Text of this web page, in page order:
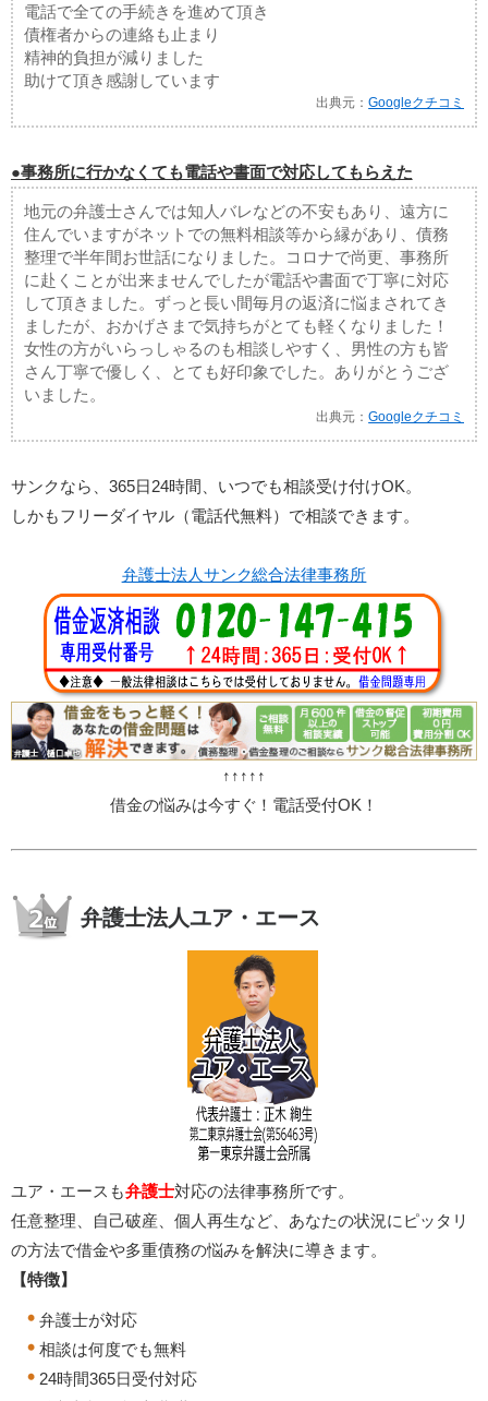
電話で全ての手続きを進めて頂き
債権者からの連絡も止まり
精神的負担が減りました
助けて頂き感謝しています
出典元：Googleクチコミ
●事務所に行かなくても電話や書面で対応してもらえた
地元の弁護士さんでは知人バレなどの不安もあり、遠方に
住んでいますがネットでの無料相談等から縁があり、債務
整理で半年間お世話になりました。コロナで尚更、事務所
に赴くことが出来ませんでしたが電話や書面で丁寧に対応
して頂きました。ずっと長い間毎月の返済に悩まされてき
ましたが、おかげさまで気持ちがとても軽くなりました！
女性の方がいらっしゃるのも相談しやすく、男性の方も皆
さん丁寧で優しく、とても好印象でした。ありがとうござ
いました。
出典元：Googleクチコミ
サンクなら、365日24時間、いつでも相談受け付けOK。
しかもフリーダイヤル（電話代無料）で相談できます。
弁護士法人サンク総合法律事務所
↑↑↑↑↑
借金の悩みは今すぐ！電話受付OK！
弁護士法人ユア・エース
ユア・エースも弁護士対応の法律事務所です。
任意整理、自己破産、個人再生など、あなたの状況にピッタリ
の方法で借金や多重債務の悩みを解決に導きます。
【特徴】
弁護士が対応
相談は何度でも無料
24時間365日受付対応